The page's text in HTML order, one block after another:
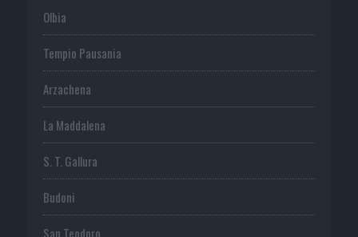
Olbia
Tempio Pausania
Arzachena
La Maddalena
S. T. Gallura
Budoni
San Teodoro